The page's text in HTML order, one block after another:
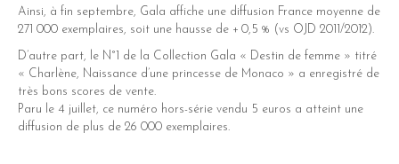
Ainsi, à fin septembre, Gala affiche une diffusion France moyenne de
271 000 exemplaires, soit une hausse de + 0,5 % (vs OJD 2011/2012).
D’autre part, le N°1 de la Collection Gala « Destin de femme » titré
« Charlène, Naissance d’une princesse de Monaco » a enregistré de
très bons scores de vente.
Paru le 4 juillet, ce numéro hors-série vendu 5 euros a atteint une
diffusion de plus de 26 000 exemplaires.